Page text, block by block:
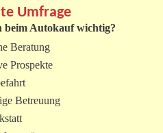
Umfrage
beim Autokauf wichtig?
Beratung
Prospekte
Betreuung